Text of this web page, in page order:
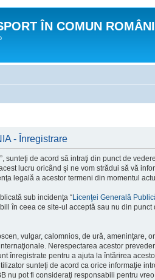
ÎN COMUN
- Înregistrare
sunteţi de acord să intraţi din punct de
lucru oricând şi ne vom strădui să vă
legală a acestor termeni din momentul
sub incidenţa “Licenţei Generală
în ceea ce site-ul acceptă sau nu din
vulgar, calomnios, de ură,
Nerespectarea acestor
înregistrate pentru a ajuta la întărirea
sunteţi de acord ca orice informaţie
nu pot fi consideraţi responsabili pentru